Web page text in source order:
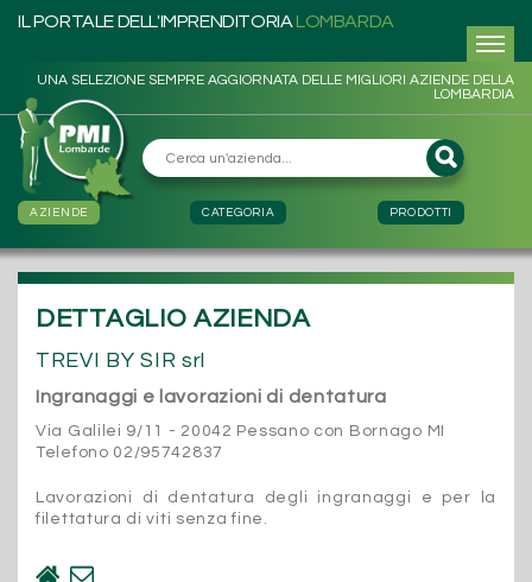
IL PORTALE DELL'IMPRENDITORIA LOMBARDA
UNA SELEZIONE SEMPRE AGGIORNATA DELLE MIGLIORI AZIENDE DELLA
LOMBARDIA
AZIENDE CATEGORIA PRODOTTI
DETTAGLIO AZIENDA
TREVI BY SIR srl
Ingranaggi e lavorazioni di dentatura
Via Galilei 9/11 - 20042 Pessano con Bornago MI
Telefono 02/95742837
Lavorazioni di dentatura degli ingranaggi e per la
filettatura di viti senza fine.